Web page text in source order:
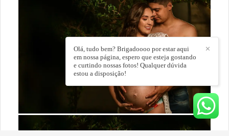
✕
Olá, tudo bem? Brigadoooo por estar aqui
em nossa página, espero que esteja gostando
e curtindo nossas fotos! Qualquer dúvida
estou a disposição!